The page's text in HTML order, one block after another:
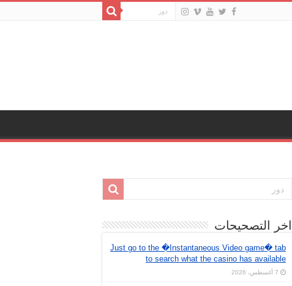
اخر التصحيحات
Just go to the �Instantaneous Video game� tab
to search what the casino has available
7 أغسطس، 2026